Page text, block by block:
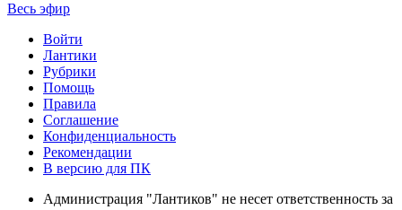
Весь эфир
Войти
Лантики
Рубрики
Помощь
Правила
Соглашение
Конфиденциальность
Рекомендации
В версию для ПК
Администрация "Лантиков" не несет ответственность за